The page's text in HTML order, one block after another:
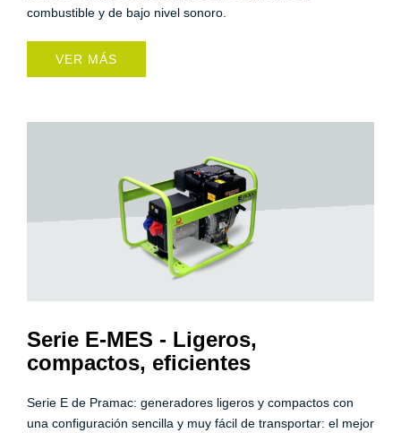
combustible y de bajo nivel sonoro.
VER MÁS
Serie E-MES - Ligeros,
compactos, eficientes
Serie E de Pramac: generadores ligeros y compactos con
una configuración sencilla y muy fácil de transportar: el mejor